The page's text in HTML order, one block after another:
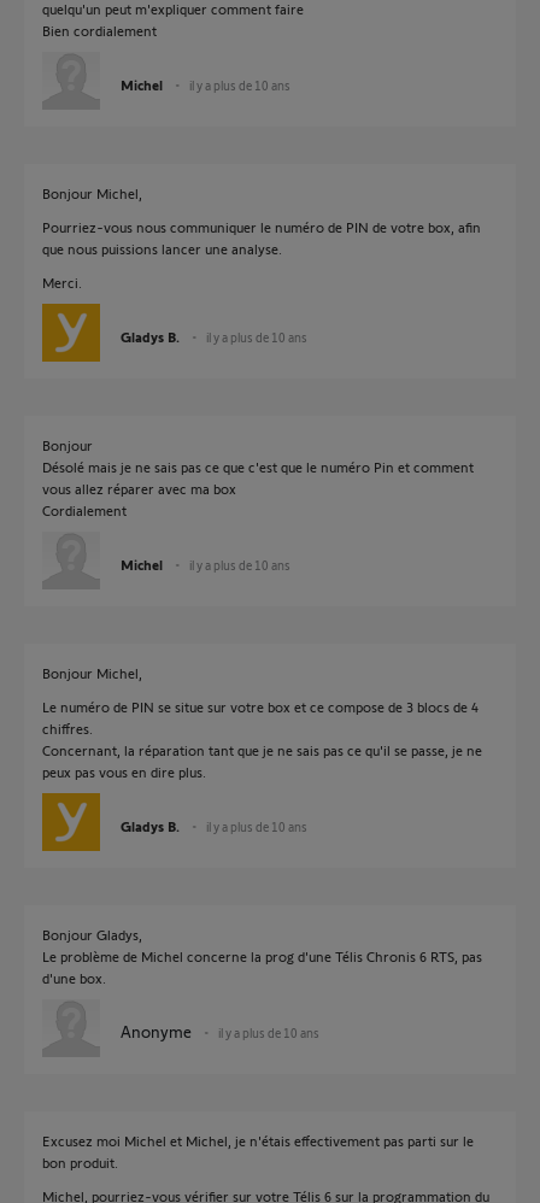
quelqu'un peut m'expliquer comment faire
Bien cordialement
Michel il y a plus de 10 ans
Bonjour Michel,
Pourriez-vous nous communiquer le numéro de PIN de votre box, afin
que nous puissions lancer une analyse.
Merci.
Gladys B. il y a plus de 10 ans
Bonjour
Désolé mais je ne sais pas ce que c'est que le numéro Pin et comment
vous allez réparer avec ma box
Cordialement
Michel il y a plus de 10 ans
Bonjour Michel,
Le numéro de PIN se situe sur votre box et ce compose de 3 blocs de 4
chiffres.
Concernant, la réparation tant que je ne sais pas ce qu'il se passe, je ne
peux pas vous en dire plus.
Gladys B. il y a plus de 10 ans
Bonjour Gladys,
Le problème de Michel concerne la prog d'une Télis Chronis 6 RTS, pas
d'une box.
Anonyme il y a plus de 10 ans
Excusez moi Michel et Michel, je n'étais effectivement pas parti sur le
bon produit.
Michel, pourriez-vous vérifier sur votre Télis 6 sur la programmation du